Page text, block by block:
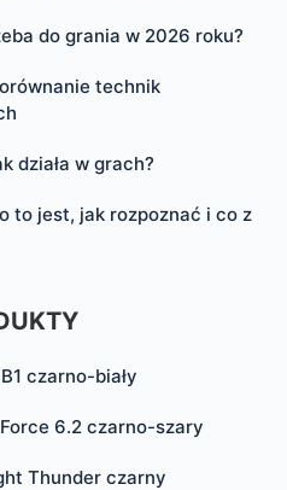
do grania w 2026 roku?
technik
działa w grach?
to jest, jak rozpoznać i co z
czarno-biały
6.2 czarno-szary
Thunder czarny